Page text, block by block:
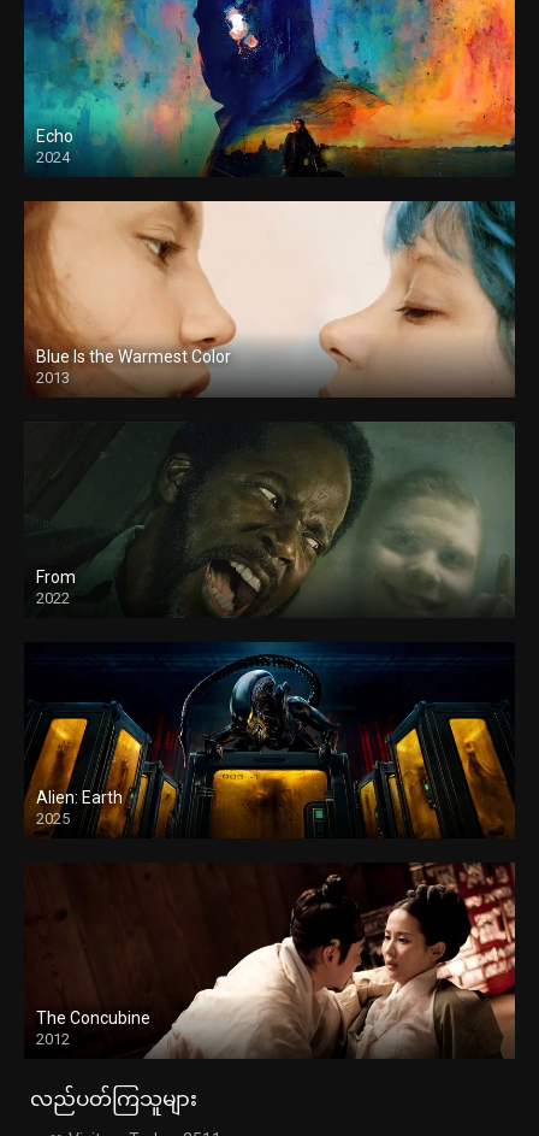
Echo
2024
Blue Is the Warmest Color
2013
From
2022
Alien: Earth
2025
The Concubine
2012
လည်ပတ်ကြသူများ